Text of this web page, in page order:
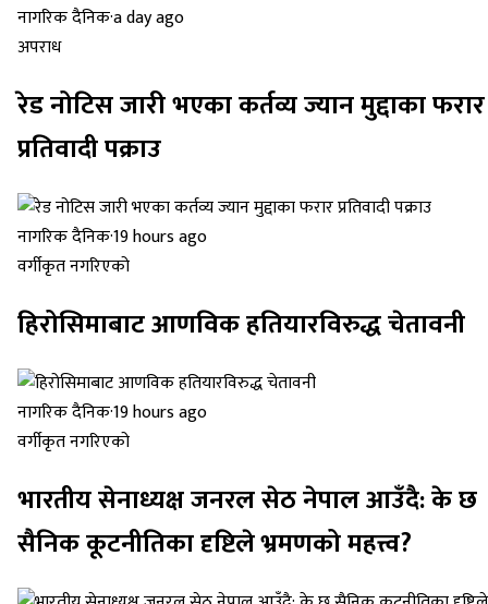
नागरिक दैनिक·a day ago
अपराध
रेड नोटिस जारी भएका कर्तव्य ज्यान मुद्दाका फरार
प्रतिवादी पक्राउ
नागरिक दैनिक·19 hours ago
वर्गीकृत नगरिएको
हिरोसिमाबाट आणविक हतियारविरुद्ध चेतावनी
नागरिक दैनिक·19 hours ago
वर्गीकृत नगरिएको
भारतीय सेनाध्यक्ष जनरल सेठ नेपाल आउँदै: के छ
सैनिक कूटनीतिका दृष्टिले भ्रमणको महत्त्व?